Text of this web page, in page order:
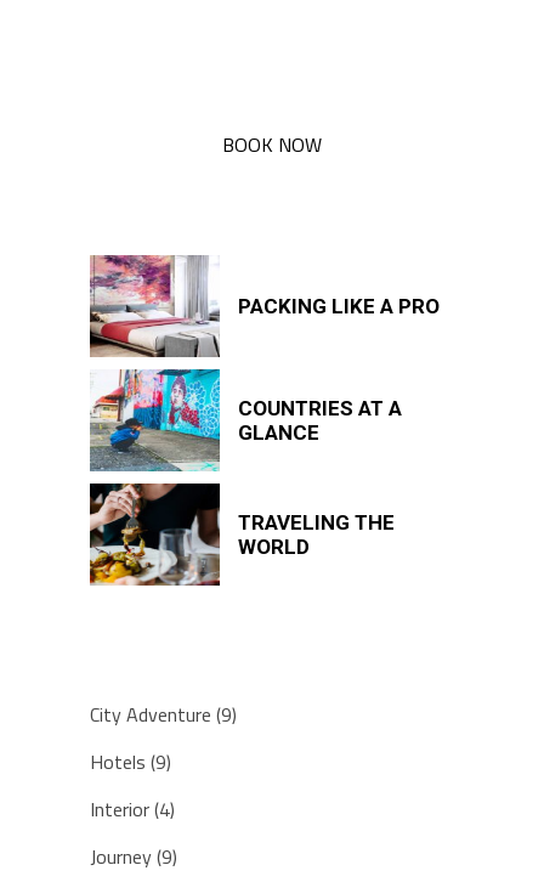
BOOK NOW
PACKING LIKE A PRO
COUNTRIES AT A
GLANCE
TRAVELING THE
WORLD
City Adventure (9)
Hotels (9)
Interior(4)
Journey(9)